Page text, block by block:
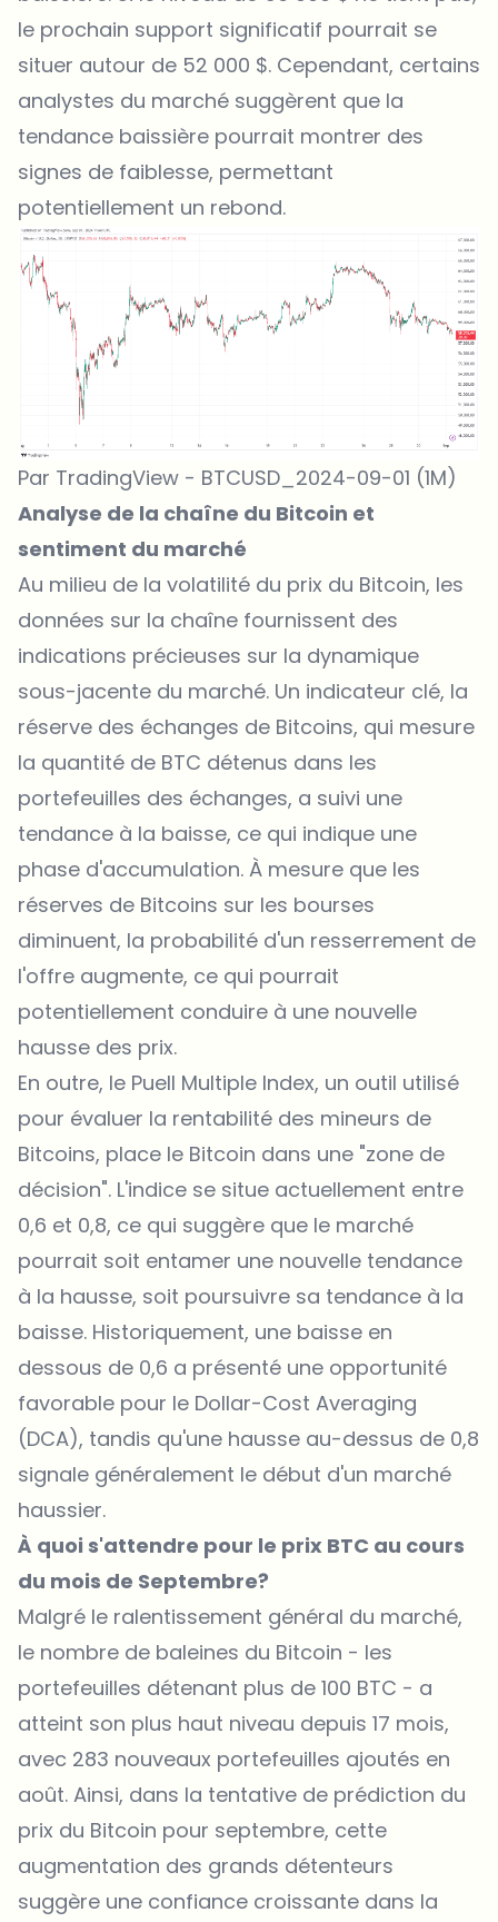
le prochain support significatif pourrait se
situer autour de 52 000 $. Cependant, certains
analystes du marché suggèrent que la
tendance baissière pourrait montrer des
signes de faiblesse, permettant
potentiellement un rebond.
Par TradingView - BTCUSD_2024-09-01 (1M)
Analyse de la chaîne du Bitcoin et
sentiment du marché
Au milieu de la volatilité du prix du Bitcoin, les
données sur la chaîne fournissent des
indications précieuses sur la dynamique
sous-jacente du marché. Un indicateur clé, la
réserve des échanges de Bitcoins, qui mesure
la quantité de BTC détenus dans les
portefeuilles des échanges, a suivi une
tendance à la baisse, ce qui indique une
phase d'accumulation. À mesure que les
réserves de Bitcoins sur les bourses
diminuent, la probabilité d'un resserrement de
l'offre augmente, ce qui pourrait
potentiellement conduire à une nouvelle
hausse des prix.
En outre, le Puell Multiple Index, un outil utilisé
pour évaluer la rentabilité des mineurs de
Bitcoins, place le Bitcoin dans une "zone de
décision". L'indice se situe actuellement entre
0,6 et 0,8, ce qui suggère que le marché
pourrait soit entamer une nouvelle tendance
à la hausse, soit poursuivre sa tendance à la
baisse. Historiquement, une baisse en
dessous de 0,6 a présenté une opportunité
favorable pour le Dollar-Cost Averaging
(DCA), tandis qu'une hausse au-dessus de 0,8
signale généralement le début d'un marché
haussier.
À quoi s'attendre pour le prix BTC au cours
du mois de Septembre?
Malgré le ralentissement général du marché,
le nombre de baleines du Bitcoin - les
portefeuilles détenant plus de 100 BTC - a
atteint son plus haut niveau depuis 17 mois,
avec 283 nouveaux portefeuilles ajoutés en
août. Ainsi, dans la tentative de prédiction du
prix du Bitcoin pour septembre, cette
augmentation des grands détenteurs
suggère une confiance croissante dans la